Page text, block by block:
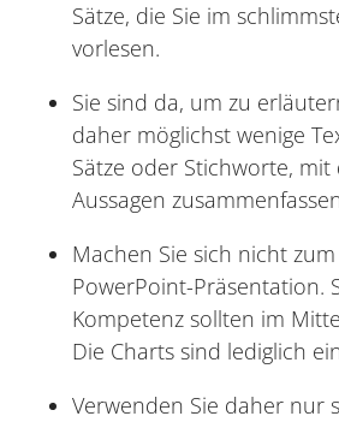
Sätze, die Sie im
vorlesen.
Sie sind da, um zu
daher möglichst wenige
Sätze oder Stichworte, mit
Aussagen
Machen Sie sich nicht
PowerPoint-Präsentation.
Kompetenz sollten im
Die Charts sind lediglich
Verwenden Sie daher nur